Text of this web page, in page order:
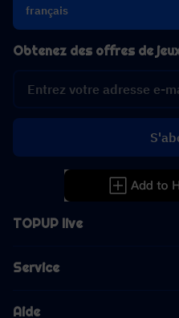
français
TOPUP live
Service
Aide
Obtenez des offres de